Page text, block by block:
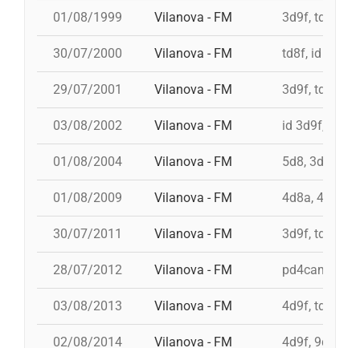
01/08/1999 Vilanova - FM 3d9f, td9fm,
30/07/2000 Vilanova - FM td8f, id 4d9f,
29/07/2001 Vilanova - FM 3d9f,
03/08/2002 Vilanova - FM id 3d9f, id
01/08/2004 Vilanova - FM 5d8, 3d8,
01/08/2009 Vilanova - FM 4d8a, 4d9f,
30/07/2011 Vilanova - FM 3d9f, td9fm,
28/07/2012 Vilanova - FM pd4cam,
03/08/2013 Vilanova - FM 4d9f, td9fm,
02/08/2014 Vilanova - FM 4d9f, 9d8,